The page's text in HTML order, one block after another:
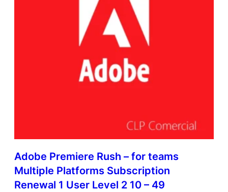
Adobe Premiere Rush – for teams
Multiple Platforms Subscription
Renewal 1 User Level 2 10 – 49